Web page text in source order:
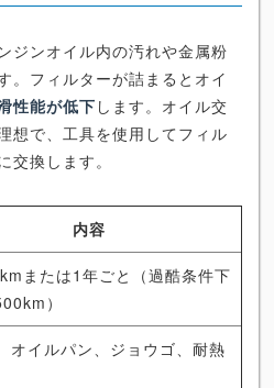
ジンオイル内の汚れや金属粉
。フィルターが詰まるとオイ
性能が低下 します。オイル交
想で、工具を使用してフィル
交換します。
内容
または1年ごと（過酷条件下
）
オイルパン、ジョウゴ、耐熱